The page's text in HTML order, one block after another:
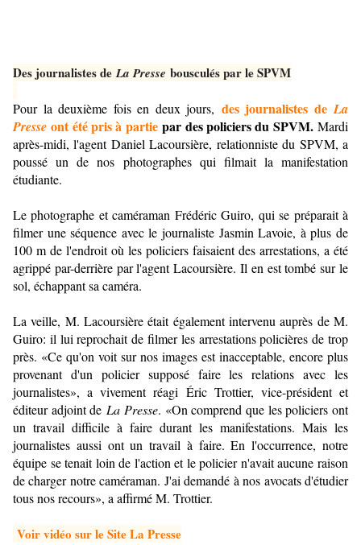
Des journalistes deLa Presse bousculés par le SPVM
Pour la deuxième fois en deux jours, des journalistes deLa
Presse ont été pris à partie par des policiers du SPVM.Mardi
après-midi, l'agent Daniel Lacoursière, relationniste du SPVM, a
poussé un de nos photographes qui filmait la manifestation
étudiante.
Le photographe et caméraman Frédéric Guiro, qui se préparait à
filmer une séquence avec le journaliste Jasmin Lavoie, à plus de
100 m de l'endroit où les policiers faisaient des arrestations, a été
agrippé par-derrière par l'agent Lacoursière. Il en est tombé sur le
sol, échappant sa caméra.
La veille, M. Lacoursière était également intervenu auprès de M.
Guiro: il lui reprochait de filmer les arrestations policières de trop
près. «Ce qu'on voit sur nos images est inacceptable, encore plus
provenant d'un policier supposé faire les relations avec les
journalistes», a vivement réagi Éric Trottier, vice-président et
éditeur adjoint de La Presse. «On comprend que les policiers ont
un travail difficile à faire durant les manifestations. Mais les
journalistes aussi ont un travail à faire. En l'occurrence, notre
équipe se tenait loin de l'action et le policier n'avait aucune raison
de charger notre caméraman. J'ai demandé à nos avocats d'étudier
tous nos recours», a affirmé M. Trottier.
Voir vidéo sur le Site La Presse